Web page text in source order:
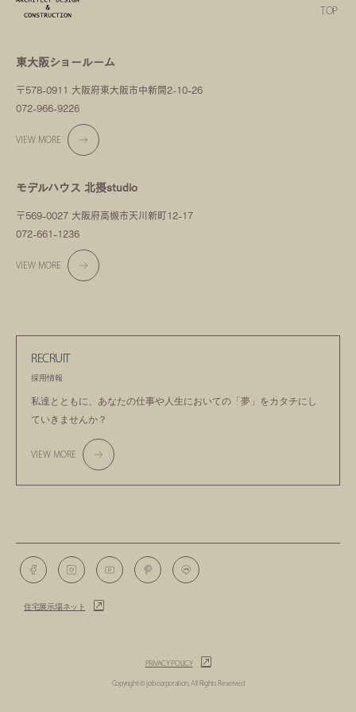
東大阪ショールーム
〒578-0911 大阪府東大阪市中新開2-10-26
072-966-9226
VIEW MORE
モデルハウス 北摂studio
〒569-0027 大阪府高槻市天川新町12-17
072-661-1236
VIEW MORE
RECRUIT
採用情報
私達とともに、あなたの仕事や人生においての 「夢」をカタチにし
ていきませんか？
VIEW MORE
TOP
Copyright © job corporation, All Rights Reserved
住宅展示場ネット
PRIVACY POLICY